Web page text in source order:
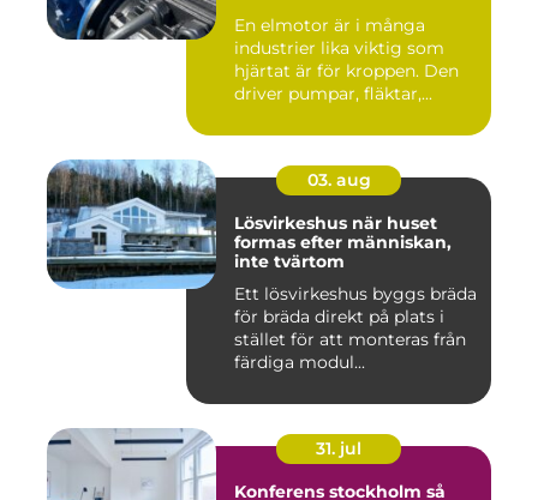
En elmotor är i många
industrier lika viktig som
hjärtat är för kroppen. Den
driver pumpar, fläktar,...
03. aug
Lösvirkeshus när huset
formas efter människan,
inte tvärtom
Ett lösvirkeshus byggs bräda
för bräda direkt på plats i
stället för att monteras från
färdiga modul...
31. jul
Konferens stockholm så